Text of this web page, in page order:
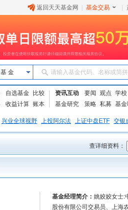
返回天天基金网 基金交易
基 金 请输入基金代码、名称或简拼
自选基金
比较
收益计算 账本
资讯互动 要闻 观点 学校
基金研究
策略 私募 基
兴业全球视野 上投阿尔法 上证中盘ETF 交银
查详细资料：
基金经理简介： 姚姣姣女士:
股份有限公司交易员、上海